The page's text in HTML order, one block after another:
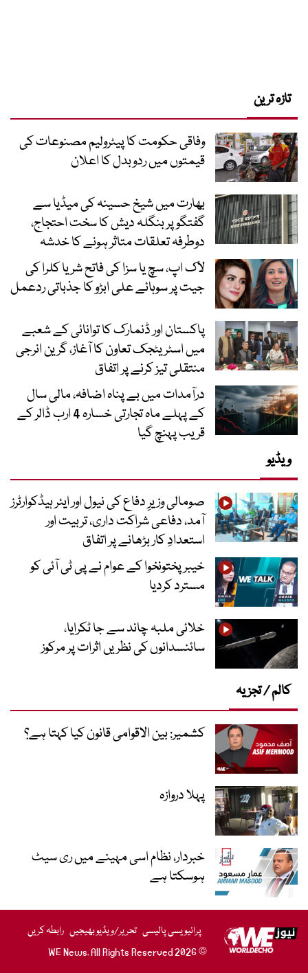
تازہ ترین
وفاقی حکومت کا پیٹرولیم مصنوعات کی
قیمتوں میں ردوبدل کا اعلان
بھارت میں شیخ حسینہ کی میڈیا سے
گفتگو پر بنگلہ دیش کا سخت احتجاج،
دوطرفہ تعلقات متاثر ہونے کا خدشہ
لاک اپ، سچ یا سزا کی فاتح شریا کلرا کی
جیت پر سوہائے علی ابڑو کا جذباتی ردعمل
پاکستان اور ڈنمارک کا توانائی کے شعبے
میں اسٹریٹجک تعاون کا آغاز، گرین انرجی
منتقلی تیز کرنے پر اتفاق
درآمدات میں بے پناہ اضافہ، مالی سال
کے پہلے ماہ تجارتی خسارہ 4 ارب ڈالر کے
قریب پہنچ گیا
ویڈیو
صومالی وزیرِ دفاع کی نیول اور ایئر ہیڈکوارٹرز
آمد، دفاعی شراکت داری، تربیت اور
استعدادِ کار بڑھانے پر اتفاق
خیبرپختونخوا کے عوام نے پی ٹی آئی کو
مسترد کردیا
خلائی ملبہ چاند سے جا ٹکرایا،
سائنسدانوں کی نظریں اثرات پر مرکوز
کالم / تجزیہ
کشمیر: بین الاقوامی قانون کیا کہتا ہے؟
پہلا دروازہ
خبردار، نظام اسی مہینے میں ری سیٹ
ہوسکتا ہے
پرائیویسی پالیسی تحریر/ویڈیو بھیجیں رابطہ کریں
© 2026 WE News. All Rights Reserved